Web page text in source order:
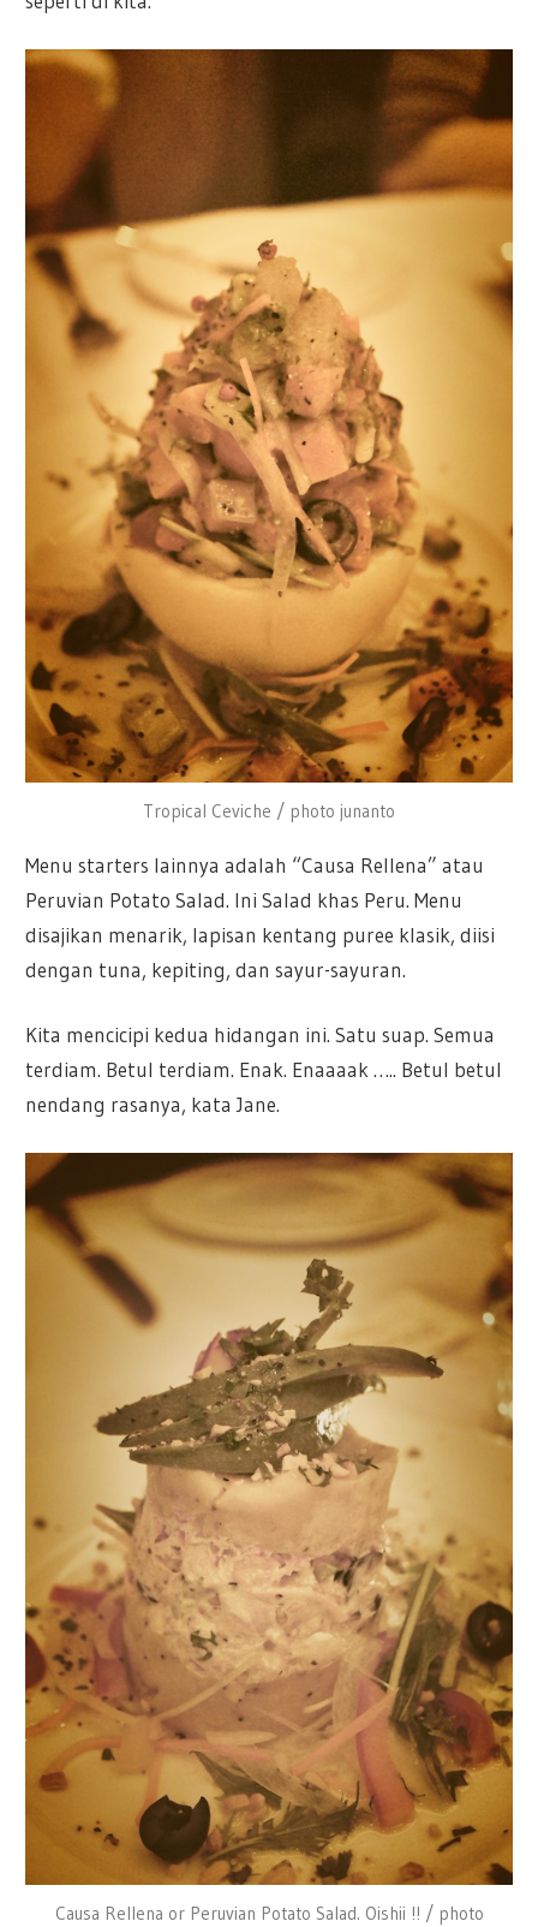
Tropical Ceviche / photo junanto
Menu starters lainnya adalah “Causa Rellena” atau
Peruvian Potato Salad. Ini Salad khas Peru. Menu
disajikan menarik, lapisan kentang puree klasik, diisi
dengan tuna, kepiting, dan sayur-sayuran.
Kita mencicipi kedua hidangan ini. Satu suap. Semua
terdiam. Betul terdiam. Enak. Enaaaak ….. Betul betul
nendang rasanya, kata Jane.
Causa Rellena or Peruvian Potato Salad. Oishii !! / photo